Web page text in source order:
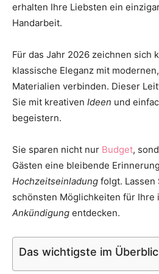
erhalten Ihre Liebsten ein
Handarbeit.
Für das Jahr 2026 zeichnen sich
klassische Eleganz mit
Materialien verbinden. Dieser
Sie mit kreativen Ideen und
begeistern.
Sie sparen nicht nur Budget,
Gästen eine bleibende
Hochzeitseinladung folgt. Lassen
schönsten Möglichkeiten für Ihre
Ankündigung entdecken.
Das wichtigste im